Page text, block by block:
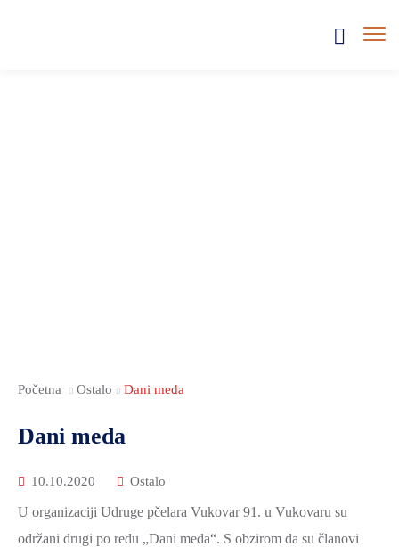
Početna Ostalo Dani meda
Dani meda
10.10.2020 Ostalo
U organizaciji Udruge pčelara Vukovar 91. u Vukovaru su
održani drugi po redu „Dani meda“. S obzirom da su članovi